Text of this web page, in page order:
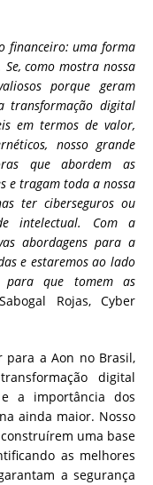
financeiro: uma forma
como mostra nossa
porque geram
transformação digital
em termos de valor,
nosso grande
que abordem as
e tragam toda a nossa
ter ciberseguros ou
intelectual. Com a
abordagens para a
e estaremos ao lado
para que tomem as
Rojas, Cyber
para a Aon no Brasil,
digital
a importância dos
ainda maior. Nosso
uma base
as melhores
a segurança